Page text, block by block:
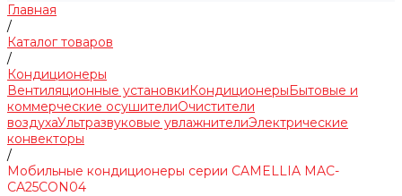
Главная
/
Каталог товаров
/
Кондиционеры
Вентиляционные установкиКондиционерыБытовые и
коммерческие осушителиОчистители
воздухаУльтразвуковые увлажнителиЭлектрические
конвекторы
/
Мобильные кондиционеры серии CAMELLIA MAC-
CA25CON04